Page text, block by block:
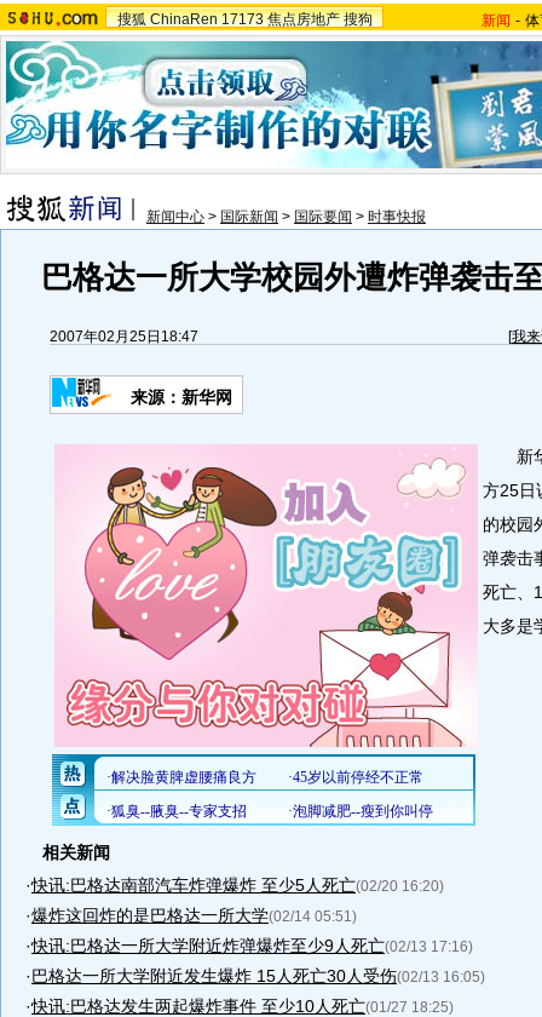
搜狐 ChinaRen 17173 焦点房地产 搜狗 新闻 -
新闻中心 > 国际新闻 > 国际要闻 > 时事快报
巴格达一所大学校园外遭炸弹袭击
2007年02月25日18:47 [我
来源：新华网
新华
方25日
的校园
弹袭击
死亡、
大多是
相关新闻
·快讯:巴格达南部汽车炸弹爆炸 至少5人死亡(02/20 16:20)
·爆炸这回炸的是巴格达一所大学(02/14 05:51)
·快讯:巴格达一所大学附近炸弹爆炸至少9人死亡(02/13 17:16)
·巴格达一所大学附近发生爆炸 15人死亡30人受伤(02/13 16:05)
·快讯:巴格达发生两起爆炸事件 至少10人死亡(01/27 18:25)